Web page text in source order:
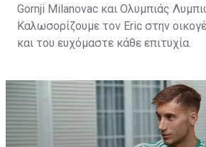
Gornji Milanovac και Ολυμπιάς
Καλωσορίζουμε τον Eric στην
και του ευχόμαστε κάθε επιτυχία.